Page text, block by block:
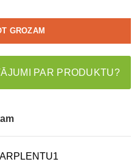
GROZAM
PAR PRODUKTU?